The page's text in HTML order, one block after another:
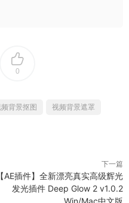
0
背景抠图 视频背景遮罩
下一篇
【AE插件】全新漂亮真实高级辉光
发光插件 Deep Glow 2 v1.0.2
Win/Mac中文版